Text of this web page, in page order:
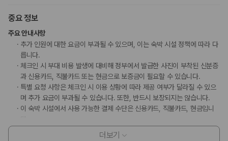
중요 정보
주요 안내사항
추가 인원에 대한 요금이 부과될 수 있으며, 이는 숙박 시설 정책에 따라 다
릅니다.
체크인 시 부대 비용 발생에 대비해 정부에서 발급한 사진이 부착된 신분증
과 신용카드, 직불카드 또는 현금으로 보증금이 필요할 수 있습니다.
특별 요청 사항은 체크인 시 이용 상황에 따라 제공 여부가 달라질 수 있으
며 추가 요금이 부과될 수 있습니다. 또한, 반드시 보장되지는 않습니다.
이 숙박 시설에서 사용 가능한 결제 수단은 신용카드, 직불카드, 현금입니
이 숙박 시설은 안전을 위해 소화기, 연기 감지기, 보안 시스템 등을 갖추고
더보기